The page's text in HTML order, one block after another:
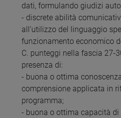
dati, formulando giudizi
- discrete abilità
all'utilizzo del linguaggio
funzionamento economico
C. punteggi nella fascia 27-
presenza di:
- buona o ottima
comprensione applicata in
programma;
- buona o ottima capacità di